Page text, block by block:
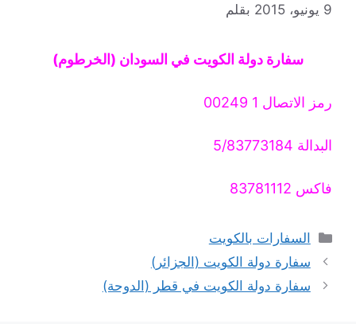
9 يونيو، 2015 بقلم
سفارة دولة الكويت في السودان (الخرطوم)
رمز الاتصال 1 00249
البدالة 5/83773184
فاكس 83781112
التصنيفات
السفارات بالكويت
سفارة دولة الكويت (الجزائر)
سفارة دولة الكويت في قطر (الدوحة)